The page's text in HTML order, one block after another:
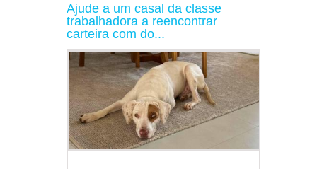
Ajude a um casal da classe
trabalhadora a reencontrar
carteira com do...